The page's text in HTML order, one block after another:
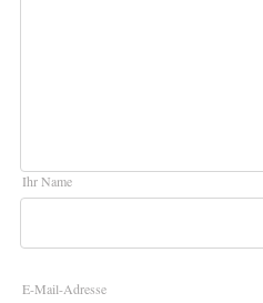
Ihr Name
E-Mail-Adresse